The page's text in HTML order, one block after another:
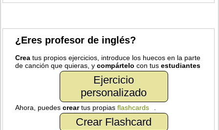
¿Eres profesor de inglés?
Crea tus propios ejercicios, introduce los huecos en la parte
de canción que quieras, ycompártelo con tusestudiantes
Ejercicio
personalizado
Ahora, puedescreartus propiasflashcards
Crear Flashcard